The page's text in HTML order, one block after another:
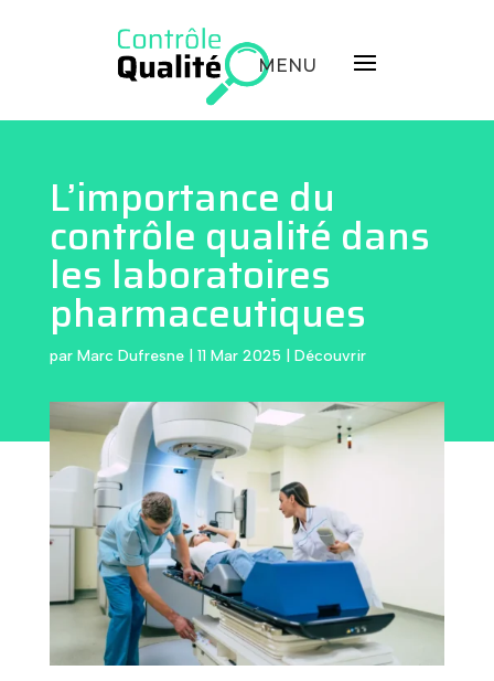
L’importance du
contrôle qualité dans
les laboratoires
pharmaceutiques
par Marc Dufresne| 11 Mar 2025 Découvrir